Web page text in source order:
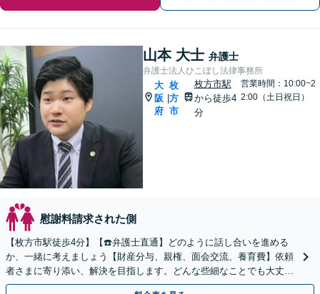
山本 大士 弁護士
弁護士法人ひこぼし法律事務所
大
阪
府
|
枚
方
市
枚方市駅
から徒歩4
分
営業時間：10:00~2
2:00（土日祝日）
慰謝料請求された側
【枚方市駅徒歩4分】【☎️弁護士直通】どのように話し合いを進める
か、一緒に考えましょう【財産分与、親権、面会交流、養育費】依頼
者さまに寄り添い、解決を目指します。どんな些細なことでも大丈
夫！まずはお気軽にご相談ください【子連れ相談OK】